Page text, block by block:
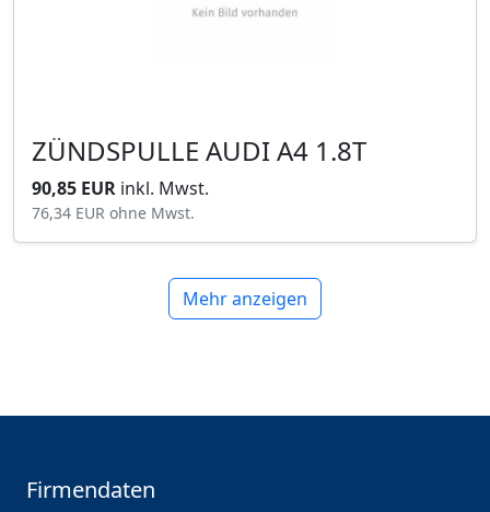
ZÜNDSPULLE AUDI A4 1.8T
90,85 EUR inkl. Mwst.
76,34 EUR ohne Mwst.
Mehr anzeigen
Firmendaten